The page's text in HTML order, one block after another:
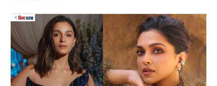
Video: विकेट ना मिलने पर Yuzvendra Chahal ने गुस्से से खोया आपा, मिस फील्ड
होने पर साथी खिलाड़ी को दी गंदी-गंदी गालियां, वायरल हुआ वीडियो
Next Article